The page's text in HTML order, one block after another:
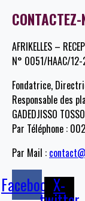
CONTACTEZ-
AFRIKELLES –
N° 0051/HAAC/
Fondatrice,
Responsable des
GADEDJISSO
Par Téléphone :
Par Mail :
FacebookX-